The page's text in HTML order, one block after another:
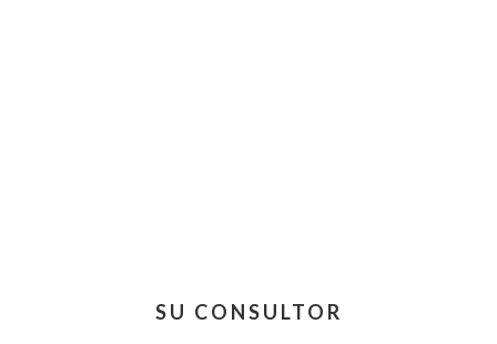
SU CONSULTOR